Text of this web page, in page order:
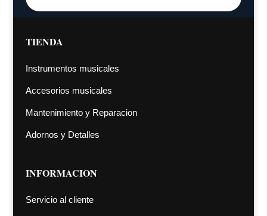
TIENDA
Instrumentos musicales
Accesorios musicales
Mantenimiento y Reparacion
Adornos y Detalles
INFORMACION
Servicio al cliente